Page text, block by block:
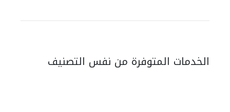
الخدمات المتوفرة من نفس التصنيف